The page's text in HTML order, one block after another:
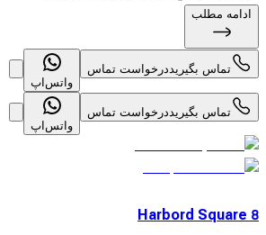
ادامه مطلب
تماس بگیرید درخواست تماس
واتس‌اپ
تماس بگیرید درخواست تماس
واتس‌اپ
8 Harbord Square